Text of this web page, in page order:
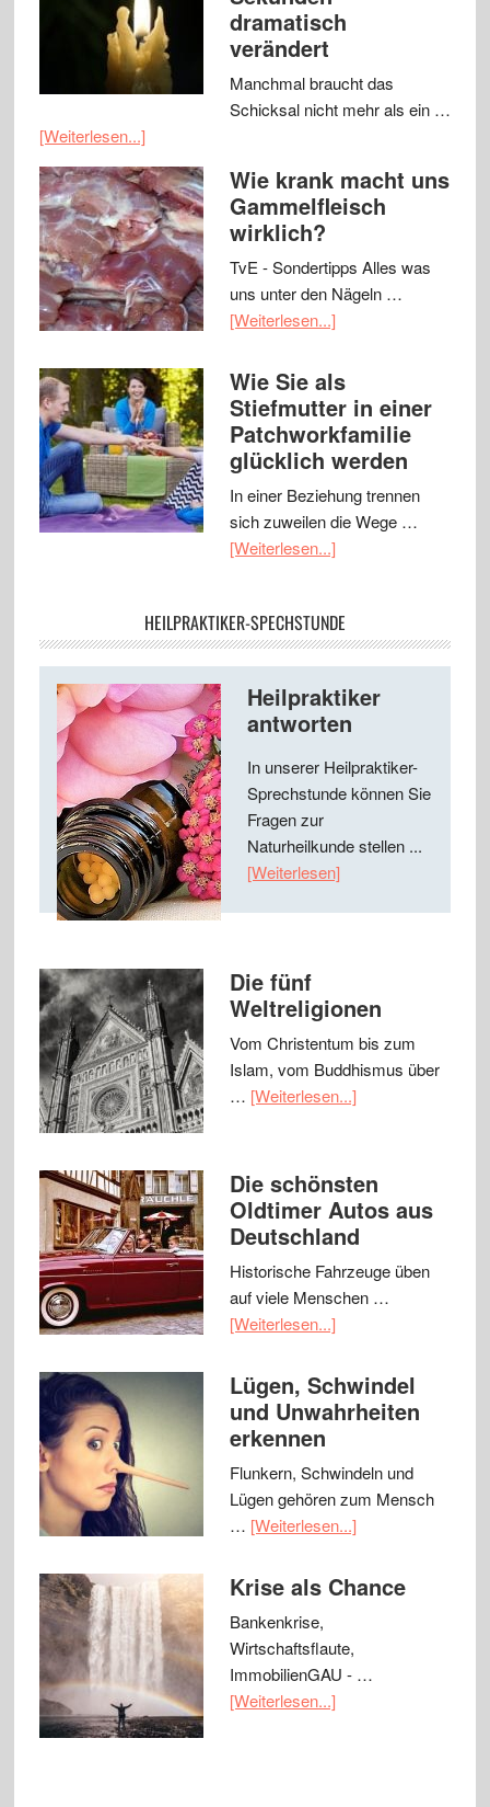
dramatisch
verändert
Manchmal braucht das
Schicksal nicht mehr als ein …
[Weiterlesen...]
Wie krank macht uns
Gammelfleisch
wirklich?
TvE - Sondertipps Alles was
uns unter den Nägeln …
[Weiterlesen...]
Wie Sie als
Stiefmutter in einer
Patchworkfamilie
glücklich werden
In einer Beziehung trennen
sich zuweilen die Wege …
[Weiterlesen...]
HEILPRAKTIKER-SPECHSTUNDE
Heilpraktiker
antworten
In unserer Heilpraktiker-
Sprechstunde können Sie
Fragen zur
Naturheilkunde stellen ...
[Weiterlesen]
Die fünf
Weltreligionen
Vom Christentum bis zum
Islam, vom Buddhismus über
… [Weiterlesen...]
Die schönsten
Oldtimer Autos aus
Deutschland
Historische Fahrzeuge üben
auf viele Menschen …
[Weiterlesen...]
Lügen, Schwindel
und Unwahrheiten
erkennen
Flunkern, Schwindeln und
Lügen gehören zum Mensch
… [Weiterlesen...]
Krise als Chance
Bankenkrise,
Wirtschaftsflaute,
ImmobilienGAU - …
[Weiterlesen...]